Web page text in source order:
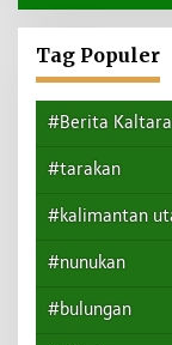
Tag Populer
#Berita Kaltara
#tarakan
#kalimantan
#nunukan
#bulungan